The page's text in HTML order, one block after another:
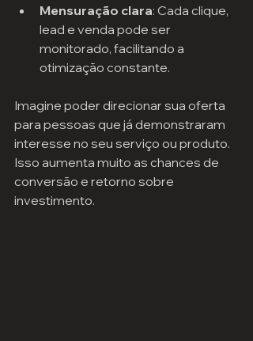
Mensuração clara: Cada clique,
lead e venda pode ser
monitorado, facilitando a
otimização constante.
Imagine poder direcionar sua oferta
para pessoas que já demonstraram
interesse no seu serviço ou produto.
Isso aumenta muito as chances de
conversão e retorno sobre
investimento.